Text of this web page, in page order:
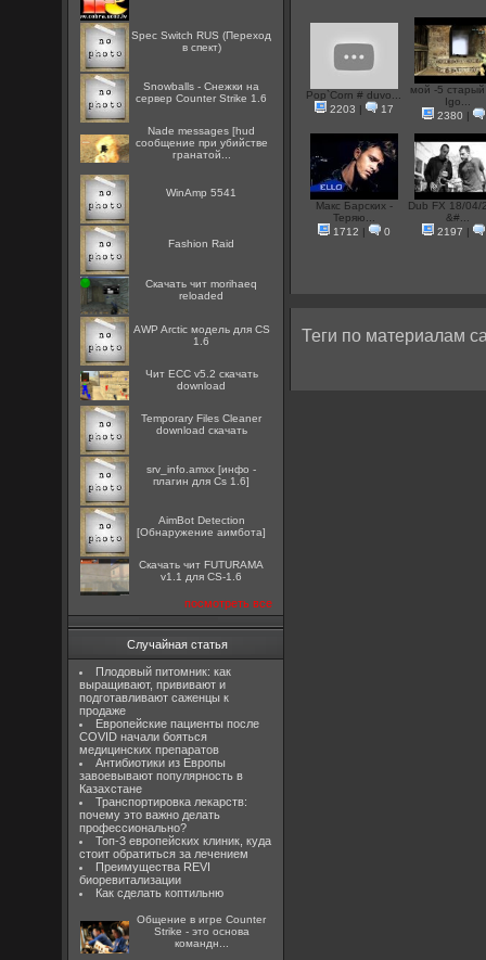
Spec Switch RUS (Переход
в спект)
Snowballs - Снежки на
сервер Counter Strike 1.6
Nade messages [hud
сообщение при убийстве
гранатой...
WinAmp 5541
Fashion Raid
Скачать чит morihaeq
reloaded
AWP Arctic модель для CS
1.6
Чит ECC v5.2 скачать
download
Temporary Files Cleaner
download скачать
srv_info.amxx [инфо -
плагин для Cs 1.6]
AimBot Detection
[Обнаружение аимбота]
Скачать чит FUTURAMA
v1.1 для CS-1.6
посмотреть все
Случайная статья
Плодовый питомник: как
выращивают, прививают и
подготавливают саженцы к
продаже
Европейские пациенты после
COVID начали бояться
медицинских препаратов
Антибиотики из Европы
завоевывают популярность в
Казахстане
Транспортировка лекарств:
почему это важно делать
профессионально?
Топ-3 европейских клиник, куда
стоит обратиться за лечением
Преимущества REVI
биоревитализации
Как сделать коптильню
Общение в игре Counter
Strike - это основа
командн...
Pop`Corn # duvo...
2203 | 17
мой -5 старый
Igo...
2380 |
Макс Барских -
Теряю...
1712 | 0
Dub FX 18/04/
&#...
2197 |
Теги по материалам